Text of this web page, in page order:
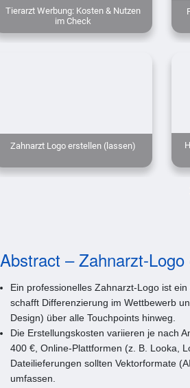
Tierarzt Werbung: Kosten & Nutzen
im Check
Zahnarzt Logo erstellen (lassen)
Abstract – Zahnarzt-
Ein professionelles Zahnarzt-Logo ist
schafft Differenzierung im Wettbewerb
Design) über alle Touchpoints hinweg.
Die Erstellungskosten variieren je nach
400 €, Online-Plattformen (z. B. Looka,
Dateilieferungen sollten Vektorformate
umfassen.